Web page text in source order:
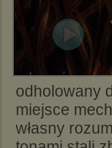
odholowany
miejsce
własny